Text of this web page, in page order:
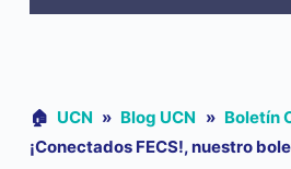
🏠︎ UCN » Blog UCN » Boletín
¡Conectados FECS!, nuestro